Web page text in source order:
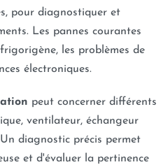
pour diagnostiquer et
Les pannes courantes
les problèmes de
électroniques.
peut concerner différents
ventilateur, échangeur
diagnostic précis permet
et d'évaluer la pertinence